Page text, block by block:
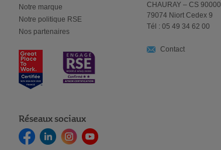
Notre marque
Notre politique RSE
Nos partenaires
Réseaux sociaux
CHAURAY – CS 90000
79074 Niort Cedex 9
Tél : 05 49 34 62 00
Contact